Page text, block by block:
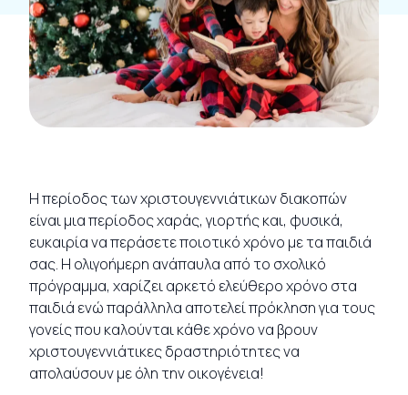
Η περίοδος των χριστουγεννιάτικων διακοπών
είναι μια περίοδος χαράς, γιορτής και, φυσικά,
ευκαιρία να περάσετε ποιοτικό χρόνο με τα παιδιά
σας. Η ολιγοήμερη ανάπαυλα από το σχολικό
πρόγραμμα, χαρίζει αρκετό ελεύθερο χρόνο στα
παιδιά ενώ παράλληλα αποτελεί πρόκληση για τους
γονείς που καλούνται κάθε χρόνο να βρουν
χριστουγεννιάτικες δραστηριότητες να
απολαύσουν με όλη την οικογένεια!